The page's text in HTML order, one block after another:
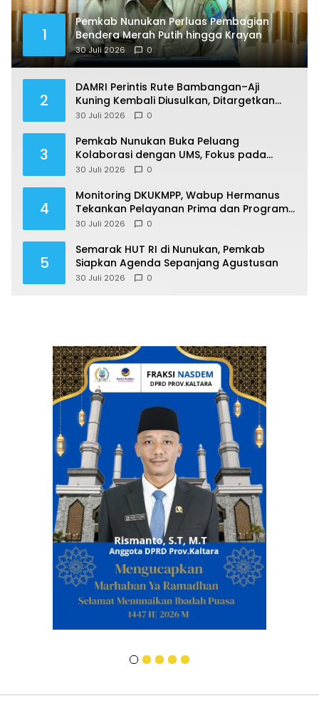
1
Pemkab Nunukan Perluas Pembagian
Bendera Merah Putih hingga Krayan
30 Juli 2026 0
2
DAMRI Perintis Rute Bambangan–Aji
Kuning Kembali Diusulkan, Ditargetkan
Mengaspal pada 2027
30 Juli 2026 0
3
Pemkab Nunukan Buka Peluang
Kolaborasi dengan UMS, Fokus pada
Penguatan Kawasan Perbatasan
30 Juli 2026 0
4
Monitoring DKUKMPP, Wabup Hermanus
Tekankan Pelayanan Prima dan Program
Berdampak
30 Juli 2026 0
5
Semarak HUT RI di Nunukan, Pemkab
Siapkan Agenda Sepanjang Agustusan
30 Juli 2026 0